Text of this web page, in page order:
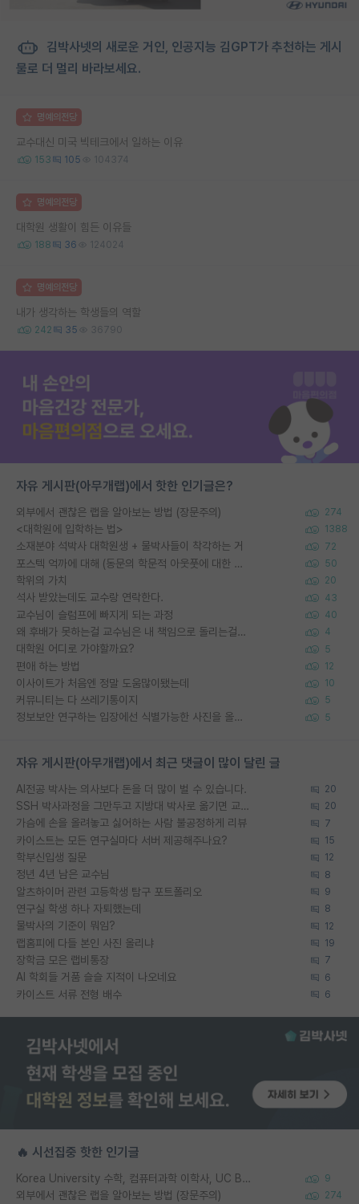
김박사넷의 새로운 거인, 인공지능 김GPT가 추천하는 게시
물로 더 멀리 바라보세요.
명예의전당
교수대신 미국 빅테크에서 일하는 이유
153 105 104374
명예의전당
대학원 생활이 힘든 이유들
188 36 124024
명예의전당
내가 생각하는 학생들의 역할
242 35 36790
자유 게시판(아무개랩)에서 핫한 인기글은?
외부에서 괜찮은 랩을 알아보는 방법 (장문주의) 274
<대학원에 입학하는 법> 1388
소재분야 석박사 대학원생 + 물박사들이 착각하는 거 72
포스텍 억까에 대해 (동문의 학문적 아웃풋에 대한 반박) 50
학위의 가치 20
석사 받았는데도 교수랑 연락한다. 43
교수님이 슬럼프에 빠지게 되는 과정 40
왜 후배가 못하는걸 교수님은 내 책임으로 돌리는걸까요? 4
대학원 어디로 가야할까요? 5
편애 하는 방법 12
이사이트가 처음엔 정말 도움많이됐는데 10
커뮤니티는 다 쓰레기통이지 5
정보보안 연구하는 입장에선 식별가능한 사진을 올리는건 비추이긴함 5
자유 게시판(아무개랩)에서 최근 댓글이 많이 달린 글
AI전공 박사는 의사보다 돈을 더 많이 벌 수 있습니다. 20
SSH 박사과정을 그만두고 지방대 박사로 옮기면 교수의 꿈은 끝일까요? 20
가슴에 손을 올려놓고 싫어하는 사람 불공정하게 리뷰 7
카이스트는 모든 연구실마다 서버 제공해주나요? 15
학부신입생 질문 12
정년 4년 남은 교수님 8
알츠하이머 관련 고등학생 탐구 포트폴리오 9
연구실 학생 하나 자퇴했는데 8
물박사의 기준이 뭐임? 12
랩홈피에 다들 본인 사진 올리냐 19
장학금 모은 랩비통장 7
AI 학회들 거품 슬슬 지적이 나오네요 6
카이스트 서류 전형 배수 6
🔥 시선집중 핫한 인기글
Korea University 수학, 컴퓨터과학 이학사, UC Berkeley 산업공학 대학원 공학박사가 되는 것은 쉽지 않겠죠? 9
외부에서 괜찮은 랩을 알아보는 방법 (장문주의) 274